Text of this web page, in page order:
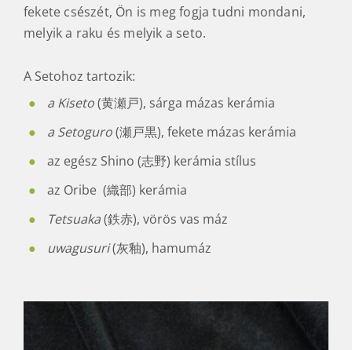
fekete csészét, Ön is meg fogja tudni mondani,
melyik a raku és melyik a seto.
A Setohoz tartozik:
a Kiseto(黄瀬戸), sárga mázas kerámia
a Setoguro(瀬戸黒), fekete mázas kerámia
az egész Shino (志野) kerámia stílus
az Oribe (織部) kerámia
Tetsuaka(鉄赤), vörös vas máz
uwagusuri(灰釉), hamumáz